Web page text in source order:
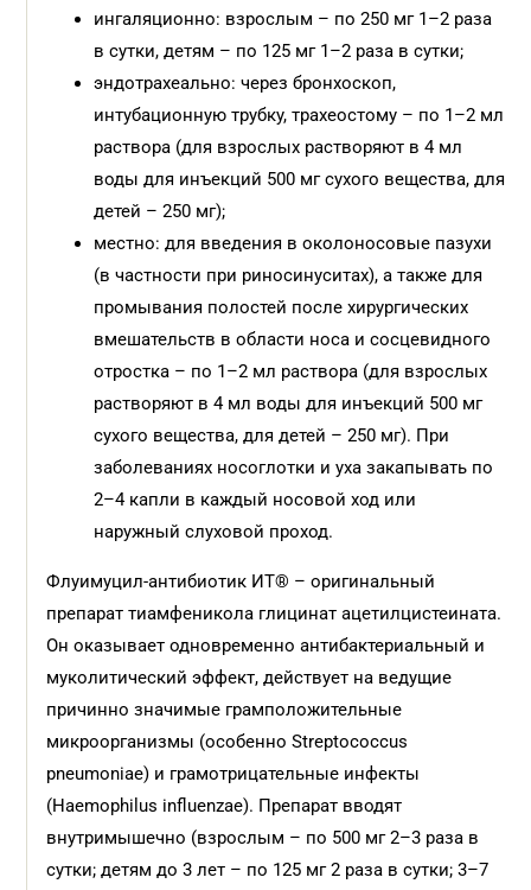
ингаляционно: взрослым – по 250 мг 1–2 раза
в сутки, детям – по 125 мг 1–2 раза в сутки;
эндотрахеально: через бронхоскоп,
интубационную трубку, трахеостому – по 1–2 мл
раствора (для взрослых растворяют в 4 мл
воды для инъекций 500 мг сухого вещества, для
детей – 250 мг);
местно: для введения в околоносовые пазухи
(в частности при риносинуситах), а также для
промывания полостей после хирургических
вмешательств в области носа и сосцевидного
отростка – по 1–2 мл раствора (для взрослых
растворяют в 4 мл воды для инъекций 500 мг
сухого вещества, для детей – 250 мг). При
заболеваниях носоглотки и уха закапывать по
2–4 капли в каждый носовой ход или
наружный слуховой проход.
Флуимуцил-антибиотик ИТ® – оригинальный
препарат тиамфеникола глицинат ацетилцистеината.
Он оказывает одновременно антибактериальный и
муколитический эффект, действует на ведущие
причинно значимые грамположительные
микроорганизмы (особенно Streptococcus
pneumoniae) и грамотрицательные инфекты
(Haemophilus influenzae). Препарат вводят
внутримышечно (взрослым – по 500 мг 2–3 раза в
сутки; детям до 3 лет – по 125 мг 2 раза в сутки; 3–7